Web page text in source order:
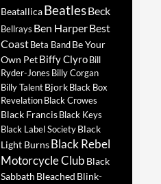
BeatallicaBeatlesBeck
Bellrays Ben HarperBest
CoastBeta BandBe Your
Own PetBiffy ClyroBill
Ryder-Jones Billy Corgan
Billy TalentBjorkBlack Box
RevelationBlack Crowes
Black FrancisBlack Keys
Black Label SocietyBlack
Light Burns Black Rebel
Motorcycle Club Black
Sabbath Bleached Blink-